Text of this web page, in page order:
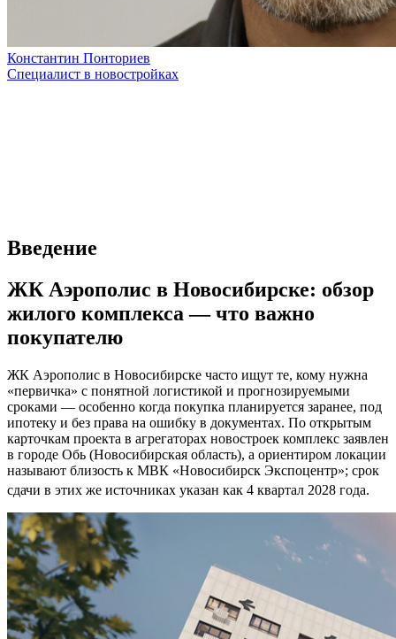
Константин Понториев
Специалист в новостройках
Введение
ЖК Аэрополис в Новосибирске: обзор
жилого комплекса — что важно
покупателю
ЖК Аэрополис в Новосибирске часто ищут те, кому нужна
«первичка» с понятной логистикой и прогнозируемыми
сроками — особенно когда покупка планируется заранее, под
ипотеку и без права на ошибку в документах. По открытым
карточкам проекта в агрегаторах новостроек комплекс заявлен
в городе Обь (Новосибирская область), а ориентиром локации
называют близость к МВК «Новосибирск Экспоцентр»; срок
сдачи в этих же источниках указан как 4 квартал 2028 года.